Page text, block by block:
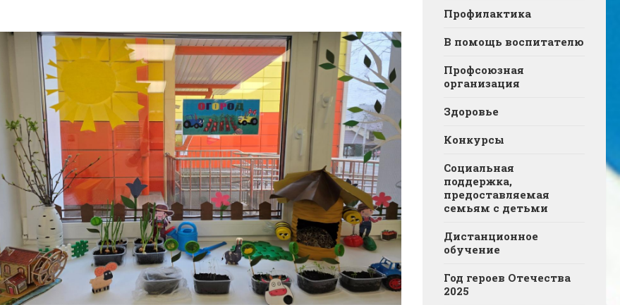
Профилактика
В помощь воспитателю
Профсоюзная
организация
Здоровье
Конкурсы
Социальная
поддержка,
предоставляемая
семьям с детьми
Дистанционное
обучение
Год героев Отечества
2025